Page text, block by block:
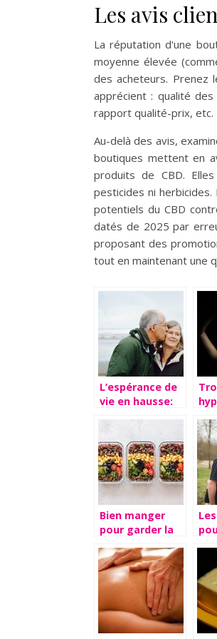
Les avis
La réputation d'une
moyenne élevée
des acheteurs. Prenez
apprécient : qualité
rapport qualité-prix, etc.
Au-delà des avis,
boutiques mettent en
produits de CBD.
pesticides ni
potentiels du CBD
datés de 2025 par
proposant des
tout en maintenant une
L’espérance de
vie en hausse:
santé?
Bien manger
pour garder la
astuces